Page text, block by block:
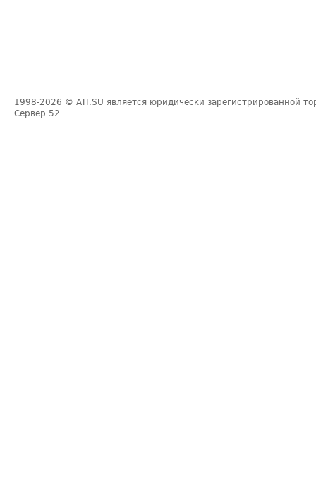
1998-2026 © ATI.SU является юридически зарегистрированной
Сервер 52